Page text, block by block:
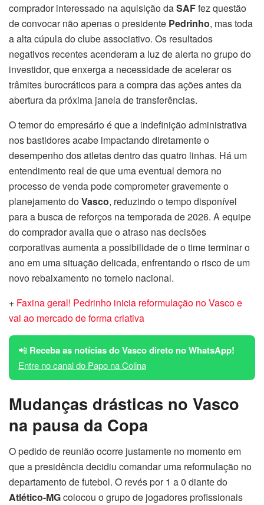
comprador interessado na aquisição daSAFfez questão
de convocar não apenas o presidente Pedrinho, mas toda
a alta cúpula do clube associativo. Os resultados
negativos recentes acenderam a luz de alerta no grupo do
investidor, que enxerga a necessidade de acelerar os
trâmites burocráticos para a compra das ações antes da
abertura da próxima janela de transferências.
O temor do empresário é que a indefinição administrativa
nos bastidores acabe impactando diretamente o
desempenho dos atletas dentro das quatro linhas. Há um
entendimento real de que uma eventual demora no
processo de venda pode comprometer gravemente o
planejamento doVasco, reduzindo o tempo disponível
para a busca de reforços na temporada de 2026. A equipe
do comprador avalia que o atraso nas decisões
corporativas aumenta a possibilidade de o time terminar o
ano em uma situação delicada, enfrentando o risco de um
novo rebaixamento no torneio nacional.
+ Faxina geral! Pedrinho inicia reformulação no Vasco e
vai ao mercado de forma criativa
📲 Receba as notícias do Vasco direto no WhatsApp!
Entre no canal do Papo na Colina
Mudanças drásticas no Vasco
na pausa da Copa
O pedido de reunião ocorre justamente no momento em
que a presidência decidiu comandar uma reformulação no
departamento de futebol. O revés por 1 a 0 diante do
Atlético-MGcolocou o grupo de jogadores profissionais